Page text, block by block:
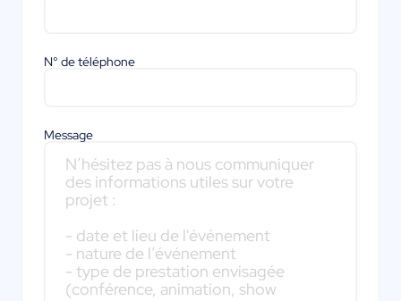
N° de téléphone
Message